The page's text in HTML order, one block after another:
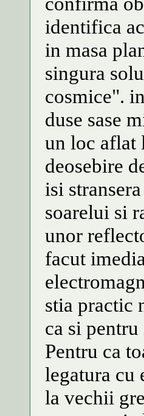
identifica
in masa
singura
cosmice".
duse sase
un loc aflat
deosebire
isi
soarelui si
unor
facut
stia practic
ca si
Pentru ca
legatura cu
la vechii